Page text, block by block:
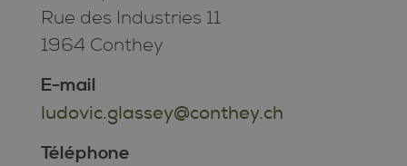
Rue des Industries 11
1964 Conthey
E-mail
ludovic.glassey@conthey.ch
Téléphone